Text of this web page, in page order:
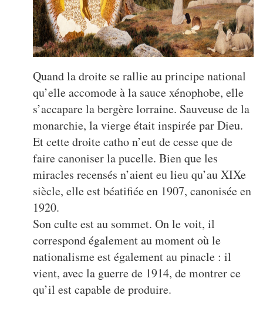
Quand la droite se rallie au principe national
qu’elle accomode à la sauce xénophobe, elle
s’accapare la bergère lorraine. Sauveuse de la
monarchie, la vierge était inspirée par Dieu.
Et cette droite catho n’eut de cesse que de
faire canoniser la pucelle. Bien que les
miracles recensés n’aient eu lieu qu’au XIXe
siècle, elle est béatifiée en 1907, canonisée en
1920.
Son culte est au sommet. On le voit, il
correspond également au moment où le
nationalisme est également au pinacle : il
vient, avec la guerre de 1914, de montrer ce
qu’il est capable de produire.